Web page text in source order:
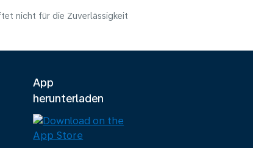
nicht für die Zuverlässigkeit
App
herunterladen